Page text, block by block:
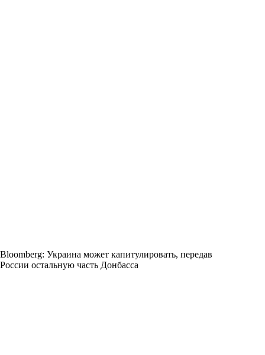
Bloomberg: Украина может капитулировать, передав
России остальную часть Донбасса